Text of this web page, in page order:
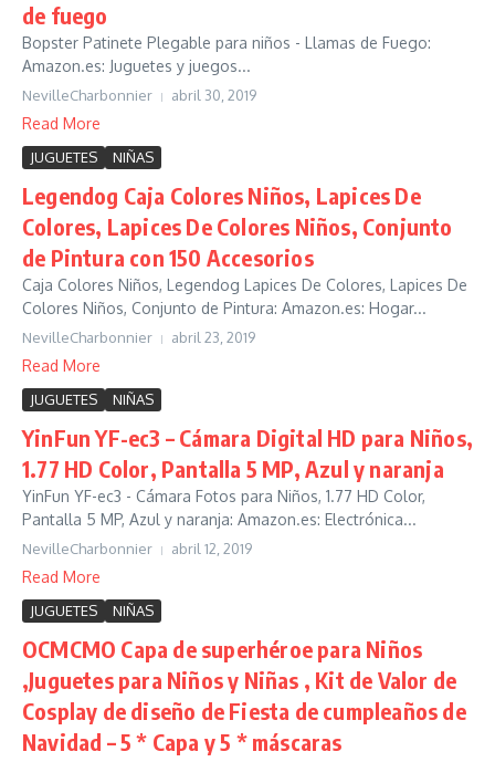
de fuego
Bopster Patinete Plegable para niños - Llamas de Fuego:
Amazon.es: Juguetes y juegos...
NevilleCharbonnier abril 30, 2019
Read More
JUGUETES NIÑAS
Legendog Caja Colores Niños, Lapices De
Colores, Lapices De Colores Niños, Conjunto
de Pintura con 150 Accesorios
Caja Colores Niños, Legendog Lapices De Colores, Lapices De
Colores Niños, Conjunto de Pintura: Amazon.es: Hogar...
NevilleCharbonnier abril 23, 2019
Read More
JUGUETES NIÑAS
YinFun YF-ec3 – Cámara Digital HD para Niños,
1.77 HD Color, Pantalla 5 MP, Azul y naranja
YinFun YF-ec3 - Cámara Fotos para Niños, 1.77 HD Color,
Pantalla 5 MP, Azul y naranja: Amazon.es: Electrónica...
NevilleCharbonnier abril 12, 2019
Read More
JUGUETES NIÑAS
OCMCMO Capa de superhéroe para Niños
,Juguetes para Niños y Niñas , Kit de Valor de
Cosplay de diseño de Fiesta de cumpleaños de
Navidad – 5 * Capa y 5 * máscaras